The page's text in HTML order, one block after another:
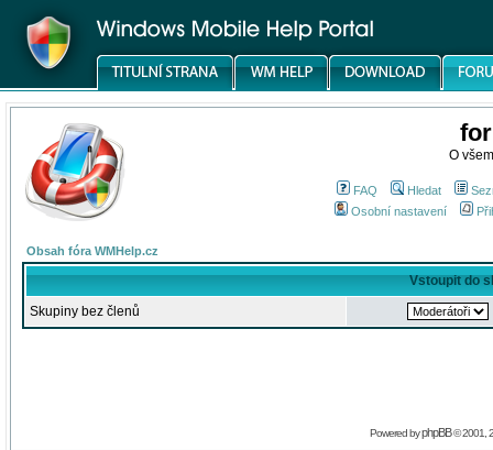
O
FAQ Hledat
Osobní nastavení
Obsah fóra WMHelp.cz
Vstoupit do
Skupiny bez členů
Powered byphpBB© 2001,